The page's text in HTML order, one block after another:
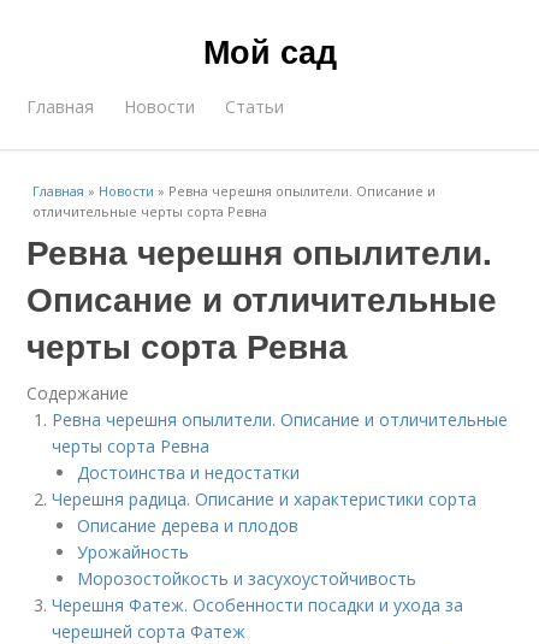
Мой сад
Главная Новости Статьи
Главная » Новости » Ревна черешня опылители. Описание и
отличительные черты сорта Ревна
Ревна черешня опылители.
Описание и отличительные
черты сорта Ревна
Содержание
Ревна черешня опылители. Описание и отличительные
черты сорта Ревна
Достоинства и недостатки
Черешня радица. Описание и характеристики сорта
Описание дерева и плодов
Урожайность
Морозостойкость и засухоустойчивость
Черешня Фатеж. Особенности посадки и ухода за
черешней сорта Фатеж